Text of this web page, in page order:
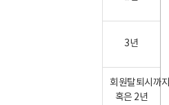
3년
회원탈퇴시까
혹은 2년